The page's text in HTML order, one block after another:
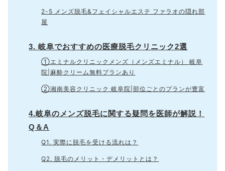
2-5 メンズ脱毛&フェイシャルエステ ファラオの隠れ部
屋
3. 岐阜でおすすめの医療脱毛クリニック2選
①エミナルクリニックメンズ（メンズエミナル） 岐阜
院|麻酔クリーム無料プランあり
②湘南美容クリニック 岐阜院|部位ごとのプランが豊富
4.岐阜のメンズ脱毛に関する疑問を医師が解説！
Q＆A
Q1. 実際に脱毛を受ける流れは？
Q2. 脱毛のメリット・デメリットとは？